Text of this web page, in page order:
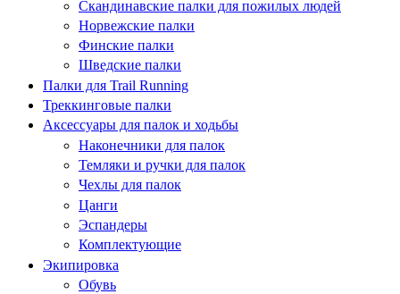
Скандинавские палки для пожилых людей
Норвежские палки
Финские палки
Шведские палки
Палки для Trail Running
Треккинговые палки
Аксессуары для палок и ходьбы
Наконечники для палок
Темляки и ручки для палок
Чехлы для палок
Цанги
Эспандеры
Комплектующие
Экипировка
Обувь